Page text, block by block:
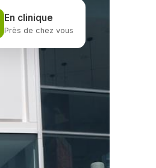
En clinique
Près de chez vous
CLINIQUES
À PROPOS
CARRIÈRES